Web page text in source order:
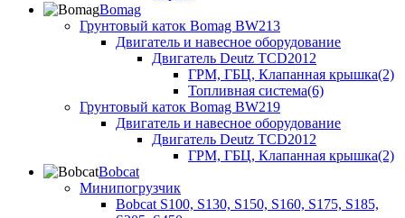
Bomag
Грунтовый каток Bomag BW213
Двигатель и навесное оборудование
Двигатель Deutz TCD2012
ГРМ, ГБЦ, Клапанная крышка(2)
Топливная система(6)
Грунтовый каток Bomag BW219
Двигатель и навесное оборудование
Двигатель Deutz TCD2012
ГРМ, ГБЦ, Клапанная крышка(2)
Bobcat
Минипогрузчик
Bobcat S100, S130, S150, S160, S175, S185,